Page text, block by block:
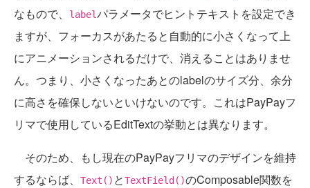
なもので、
labelパラメータでヒントテキストを設定でき
ますが、フォーカスがあたると自動的に小さくなって上
にアニメーションされるだけで、消えることはありませ
ん。つまり、小さくなったあとのlabelのサイズ分、余分
に高さを確保しないといけないのです。これはPayPayフ
リマで使用しているEditTextの挙動とは異なります。
そのため、もし現在のPayPayフリマのデザインを維持
するならば、
Text() とTextField()のComposable関数を